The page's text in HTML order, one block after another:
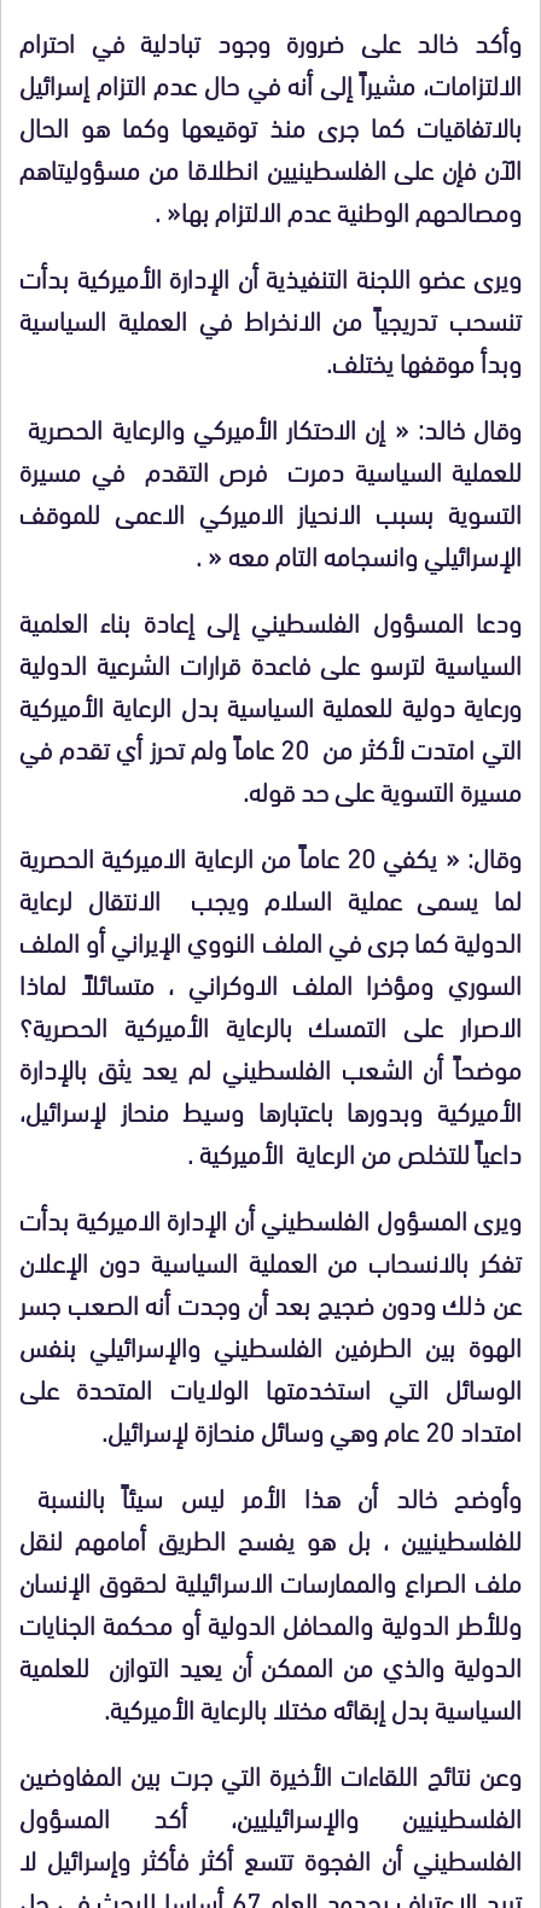
وأكد خالد على ضرورة وجود تبادلية في احترام
الالتزامات، مشيراً إلى أنه في حال عدم التزام إسرائيل
بالاتفاقيات كما جرى منذ توقيعها وكما هو الحال
الآن فإن على الفلسطينيين انطلاقا من مسؤوليتاهم
ومصالحهم الوطنية عدم الالتزام بها« .
ويرى عضو اللجنة التنفيذية أن الإدارة الأميركية بدأت
تنسحب تدريجياً من الانخراط في العملية السياسية
وبدأ موقفها يختلف.
وقال خالد: « إن الاحتكار الأميركي والرعاية الحصرية
للعملية السياسية دمرت فرص التقدم في مسيرة
التسوية بسبب الانحياز الاميركي الاعمى للموقف
الإسرائيلي وانسجامه التام معه« .
ودعا المسؤول الفلسطيني إلى إعادة بناء العلمية
السياسية لترسو على فاعدة قرارات الشرعية الدولية
ورعاية دولية للعملية السياسية بدل الرعاية الأميركية
التي امتدت لأكثر من 20 عاماً ولم تحرز أي تقدم في
مسيرة التسوية على حد قوله.
وقال: « يكفي 20 عاماً من الرعاية الاميركية الحصرية
لما يسمى عملية السلام ويجب الانتقال لرعاية
الدولية كما جرى في الملف النووي الإيراني أو الملف
السوري ومؤخرا الملف الاوكراني ، متسائلاً لماذا
الاصرار على التمسك بالرعاية الأميركية الحصرية؟
موضحاً أن الشعب الفلسطيني لم يعد يثق بالإدارة
الأميركية وبدورها باعتبارها وسيط منحاز لإسرائيل،
داعياً للتخلص من الرعاية الأميركية.
ويرى المسؤول الفلسطيني أن الإدارة الاميركية بدأت
تفكر بالانسحاب من العملية السياسية دون الإعلان
عن ذلك ودون ضجيج بعد أن وجدت أنه الصعب جسر
الهوة بين الطرفين الفلسطيني والإسرائيلي بنفس
الوسائل التي استخدمتها الولايات المتحدة على
امتداد 20 عام وهي وسائل منحازة لإسرائيل
.
وأوضح خالد أن هذا الأمر ليس سيئاً بالنسبة
للفلسطينيين ، بل هو يفسح الطريق أمامهم لنقل
ملف الصراع والممارسات الاسرائيلية لحقوق الإنسان
وللأطر الدولية والمحافل الدولية أو محكمة الجنايات
الدولية والذي من الممكن أن يعيد التوازن للعلمية
السياسية بدل إبقائه مختلا بالرعاية الأميركية.
وعن نتائج اللقاءات الأخيرة التي جرت بين المفاوضين
الفلسطينيين والإسرائيليين، أكد المسؤول
الفلسطيني أن الفجوة تتسع أكثر فأكثر وإسرائيل لا